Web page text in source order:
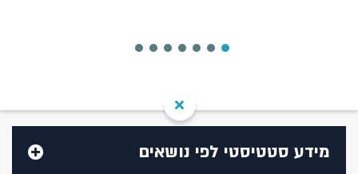
מידע סטטיסטי לפי נושאים